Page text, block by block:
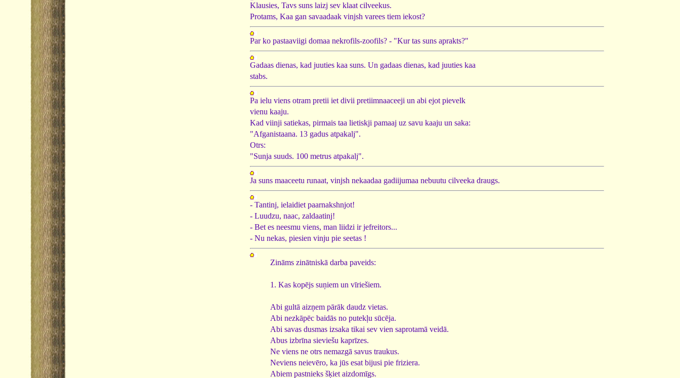
Klausies, Tavs suns laizj sev klaat cilveekus.
Protams, Kaa gan savaadaak vinjsh varees tiem iekost?
Par ko pastaaviigi domaa nekrofils-zoofils? - "Kur tas suns aprakts?"
Gadaas dienas, kad juuties kaa suns. Un gadaas dienas, kad juuties kaa
stabs.
Pa ielu viens otram pretii iet divii pretiimnaaceeji un abi ejot pievelk
vienu kaaju.
Kad viinji satiekas, pirmais taa lietiskji pamaaj uz savu kaaju un saka:
"Afganistaana. 13 gadus atpakalj".
Otrs:
"Sunja suuds. 100 metrus atpakalj".
Ja suns maaceetu runaat, vinjsh nekaadaa gadiijumaa nebuutu cilveeka draugs.
- Tantinj, ielaidiet paarnakshnjot!
- Luudzu, naac, zaldaatinj!
- Bet es neesmu viens, man liidzi ir jefreitors...
- Nu nekas, piesien vinju pie seetas !
Zināms zinātniskā darba paveids:
1. Kas kopējs suņiem un vīriešiem.
Abi gultā aizņem pārāk daudz vietas.
Abi nezkāpēc baidās no putekļu sūcēja.
Abi savas dusmas izsaka tikai sev vien saprotamā veidā.
Abus izbrīna sieviešu kaprīzes.
Ne viens ne otrs nemazgā savus traukus.
Neviens neievēro, ka jūs esat bijusi pie friziera.
Abiem pastnieks šķiet aizdomīgs.